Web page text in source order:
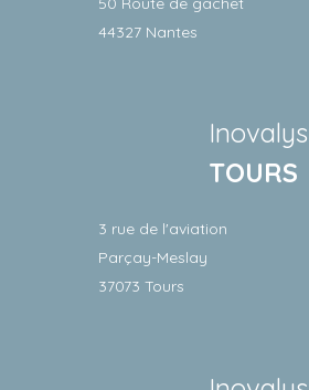
44327 Nantes
Inovalys
TOURS
3 rue de l'aviation
Parçay-Meslay
37073 Tours